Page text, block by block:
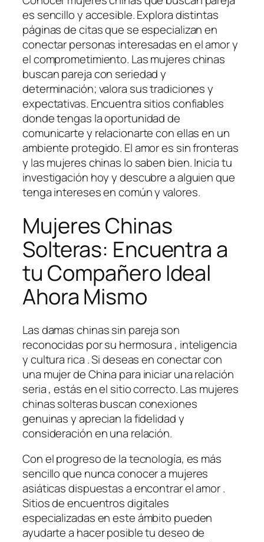
es sencillo y accesible. Explora distintas
páginas de citas que se especializan en
conectar personas interesadas en el amor y
el comprometimiento. Las mujeres chinas
buscan pareja con seriedad y
determinación; valora sus tradiciones y
expectativas. Encuentra sitios confiables
donde tengas la oportunidad de
comunicarte y relacionarte con ellas en un
ambiente protegido. El amor es sin fronteras
y las mujeres chinas lo saben bien. Inicia tu
investigación hoy y descubre a alguien que
tenga intereses en común y valores.
Mujeres Chinas
Solteras: Encuentra a
tu Compañero Ideal
Ahora Mismo
Las damas chinas sin pareja son
reconocidas por su hermosura , inteligencia
y cultura rica . Si deseas en conectar con
una mujer de China para iniciar una relación
seria , estás en el sitio correcto. Las mujeres
chinas solteras buscan conexiones
genuinas y aprecian la fidelidad y
consideración en una relación.
Con el progreso de la tecnología, es más
sencillo que nunca conocer a mujeres
asiáticas dispuestas a encontrar el amor .
Sitios de encuentros digitales
especializadas en este ámbito pueden
ayudarte a hacer posible tu deseo de